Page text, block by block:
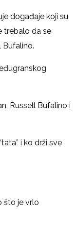
događaje koji su
trebalo da se
Bufalino.
Russell Bufalino i
i ko drži sve
što je vrlo